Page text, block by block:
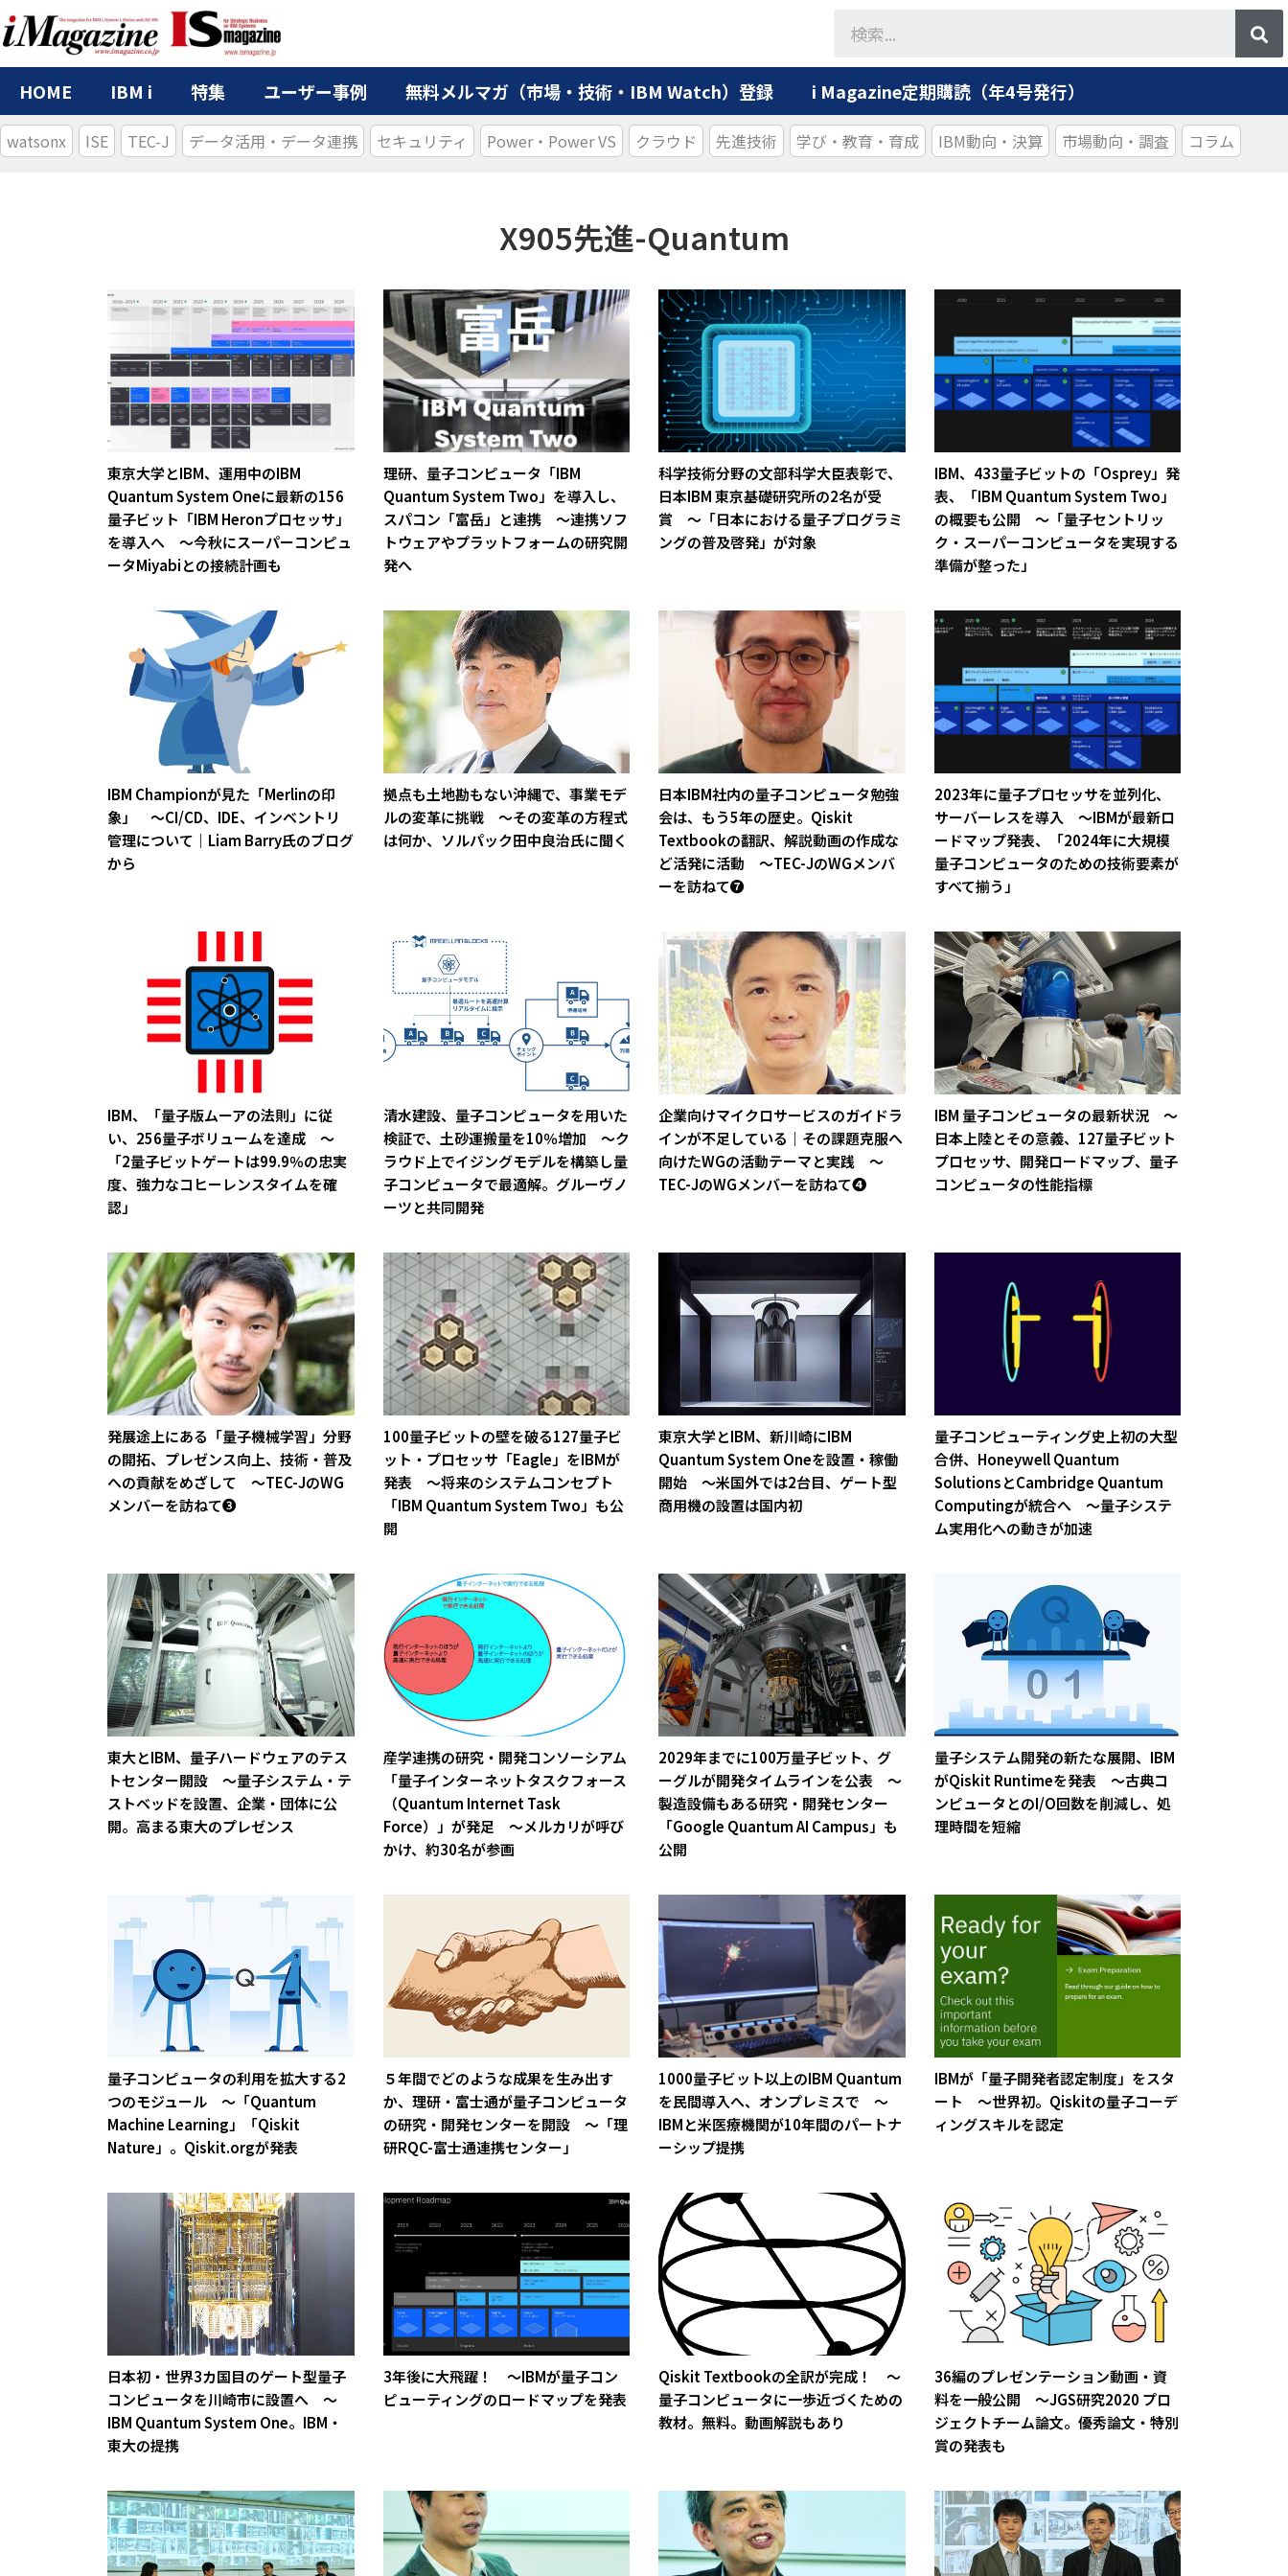
HOME IBM i 特集 ユーザー事例 無料メルマガ（市場・技術・IBM Watch）登録 i Magazine定期購読（年4号発行）
watsonx ISE TEC-J データ活用・データ連携 セキュリティ Power・Power VS クラウド 先進技術 学び・教育・育成 IBM動向・決算 市場動向・調査 コラム
X905先進-Quantum
東京大学とIBM、運用中のIBM
Quantum System Oneに最新の156
量子ビット「IBM Heronプロセッサ」
を導入へ ～今秋にスーパーコンピュ
ータMiyabiとの接続計画も
理研、量子コンピュータ「IBM
Quantum System Two」を導入し、
スパコン「富岳」と連携 ～連携ソフ
トウェアやプラットフォームの研究開
発へ
科学技術分野の文部科学大臣表彰で、
日本IBM 東京基礎研究所の2名が受
賞 ～「日本における量子プログラミ
ングの普及啓発」が対象
IBM、433量子ビットの「Osprey」発
表、「IBM Quantum System Two」
の概要も公開 ～「量子セントリッ
ク・スーパーコンピュータを実現する
準備が整った」
IBM Championが見た「Merlinの印
象」 ～CI/CD、IDE、インベントリ
管理について｜Liam Barry氏のブログ
から
拠点も土地勘もない沖縄で、事業モデ
ルの変革に挑戦 ～その変革の方程式
は何か、ソルパック田中良治氏に聞く
日本IBM社内の量子コンピュータ勉強
会は、もう5年の歴史。Qiskit
Textbookの翻訳、解説動画の作成な
ど活発に活動 ～TEC-JのWGメンバ
ーを訪ねて❼
2023年に量子プロセッサを並列化、
サーバーレスを導入 ～IBMが最新ロ
ードマップ発表、「2024年に大規模
量子コンピュータのための技術要素が
すべて揃う」
IBM、「量子版ムーアの法則」に従
い、256量子ボリュームを達成 ～
「2量子ビットゲートは99.9％の忠実
度、強力なコヒーレンスタイムを確
認」
清水建設、量子コンピュータを用いた
検証で、土砂運搬量を10％増加 ～ク
ラウド上でイジングモデルを構築し量
子コンピュータで最適解。グルーヴノ
ーツと共同開発
企業向けマイクロサービスのガイドラ
インが不足している｜その課題克服へ
向けたWGの活動テーマと実践 ～
TEC-JのWGメンバーを訪ねて❹
IBM 量子コンピュータの最新状況 ～
日本上陸とその意義、127量子ビット
プロセッサ、開発ロードマップ、量子
コンピュータの性能指標
発展途上にある「量子機械学習」分野
の開拓、プレゼンス向上、技術・普及
への貢献をめざして ～TEC-JのWG
メンバーを訪ねて❸
100量子ビットの壁を破る127量子ビ
ット・プロセッサ「Eagle」をIBMが
発表 ～将来のシステムコンセプト
「IBM Quantum System Two」も公
開
東京大学とIBM、新川崎にIBM
Quantum System Oneを設置・稼働
開始 ～米国外では2台目、ゲート型
商用機の設置は国内初
量子コンピューティング史上初の大型
合併、Honeywell Quantum
SolutionsとCambridge Quantum
Computingが統合へ ～量子システ
ム実用化への動きが加速
東大とIBM、量子ハードウェアのテス
トセンター開設 ～量子システム・テ
ストベッドを設置、企業・団体に公
開。高まる東大のプレゼンス
産学連携の研究・開発コンソーシアム
「量子インターネットタスクフォース
（Quantum Internet Task
Force）」が発足 ～メルカリが呼び
かけ、約30名が参画
2029年までに100万量子ビット、グ
ーグルが開発タイムラインを公表 ～
製造設備もある研究・開発センター
「Google Quantum AI Campus」も
公開
量子システム開発の新たな展開、IBM
がQiskit Runtimeを発表 ～古典コ
ンピュータとのI/O回数を削減し、処
理時間を短縮
量子コンピュータの利用を拡大する2
つのモジュール ～「Quantum
Machine Learning」「Qiskit
Nature」。Qiskit.orgが発表
５年間でどのような成果を生み出す
か、理研・富士通が量子コンピュータ
の研究・開発センターを開設 ～「理
研RQC-富士通連携センター」
1000量子ビット以上のIBM Quantum
を民間導入へ、オンプレミスで ～
IBMと米医療機関が10年間のパートナ
ーシップ提携
IBMが「量子開発者認定制度」をスタ
ート ～世界初。Qiskitの量子コーデ
ィングスキルを認定
日本初・世界3カ国目のゲート型量子
コンピュータを川崎市に設置へ ～
IBM Quantum System One。IBM・
東大の提携
3年後に大飛躍！ ～IBMが量子コン
ピューティングのロードマップを発表
Qiskit Textbookの全訳が完成！ ～
量子コンピュータに一歩近づくための
教材。無料。動画解説もあり
36編のプレゼンテーション動画・資
料を一般公開 ～JGS研究2020 プロ
ジェクトチーム論文。優秀論文・特別
賞の発表も